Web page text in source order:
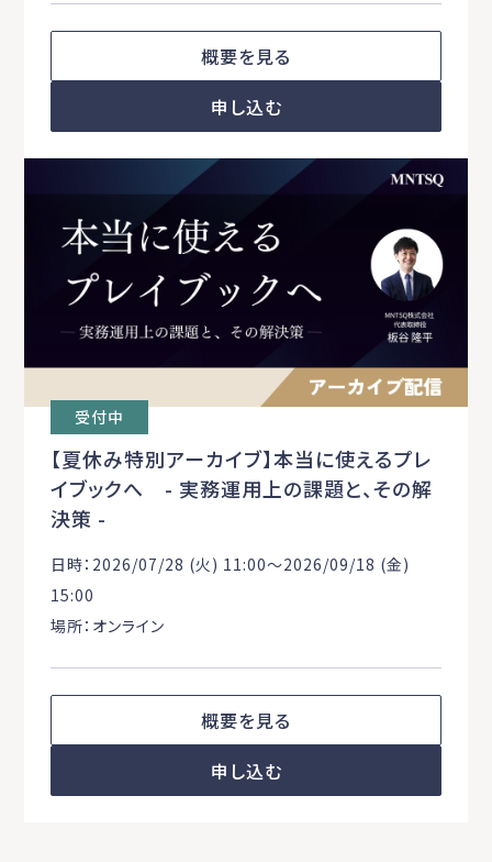
概要を見る
申し込む
受付中
【夏休み特別アーカイブ】本当に使えるプレ
イブックへ - 実務運用上の課題と、その解
決策 -
日時：2026/07/28 (火) 11:00〜2026/09/18 (金)
15:00
場所：オンライン
概要を見る
申し込む